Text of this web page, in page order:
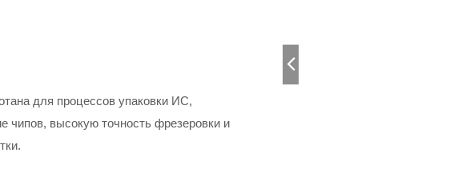
для процессов упаковки ИС,
чипов, высокую точность фрезеровки и